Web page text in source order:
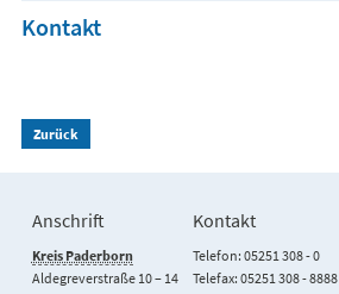
Kontakt
Zurück
Anschrift
Kreis Paderborn
Aldegreverstraße 10 – 14
Kontakt
Telefon: 05251 308 - 0
Telefax: 05251 308 - 8888